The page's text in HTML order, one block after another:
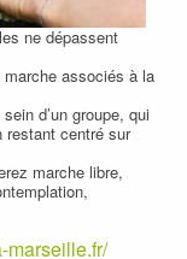
ne dépassent
associés à la
d’un groupe, qui
restant centré sur
marche libre,
marseille.fr/